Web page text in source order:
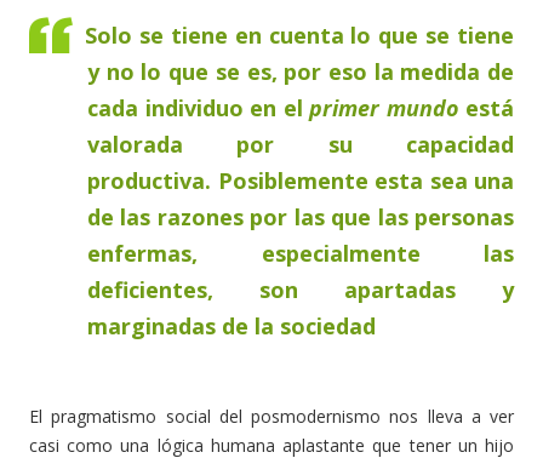
Solo se tiene en cuenta lo que se tiene
y no lo que se es, por eso la medida de
cada individuo en el primer mundo está
valorada por su capacidad
productiva. Posiblemente esta sea una
de las razones por las que las personas
enfermas, especialmente las
deficientes, son apartadas y
marginadas de la sociedad
El pragmatismo social del posmodernismo nos lleva a ver
casi como una lógica humana aplastante que tener un hijo